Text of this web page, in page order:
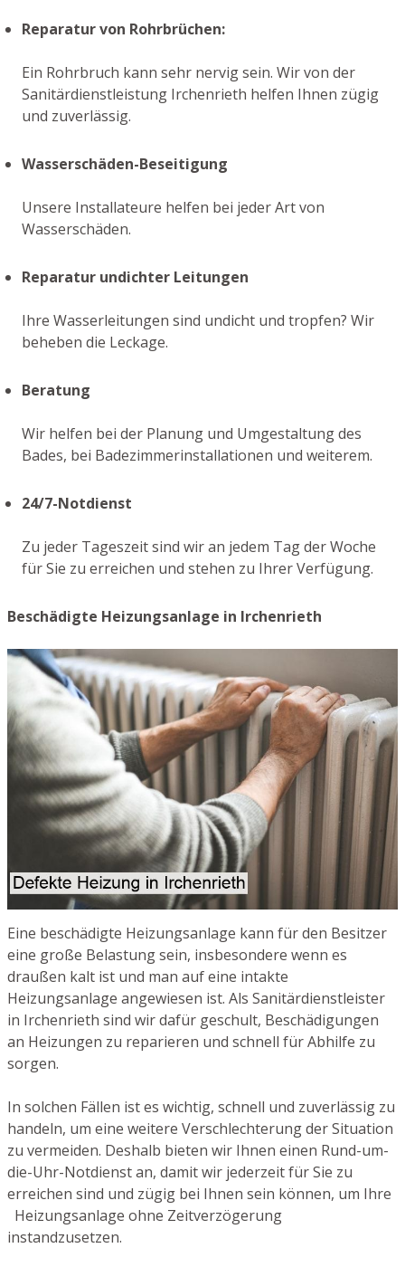
Reparatur von Rohrbrüchen:
Ein Rohrbruch kann sehr nervig sein. Wir von der
Sanitärdienstleistung Irchenrieth helfen Ihnen zügig
und zuverlässig.
Wasserschäden-Beseitigung
Unsere Installateure helfen bei jeder Art von
Wasserschäden.
Reparatur undichter Leitungen
Ihre Wasserleitungen sind undicht und tropfen? Wir
beheben die Leckage.
Beratung
Wir helfen bei der Planung und Umgestaltung des
Bades, bei Badezimmerinstallationen und weiterem.
24/7-Notdienst
Zu jeder Tageszeit sind wir an jedem Tag der Woche
für Sie zu erreichen und stehen zu Ihrer Verfügung.
Beschädigte Heizungsanlage in Irchenrieth
Eine beschädigte Heizungsanlage kann für den Besitzer
eine große Belastung sein, insbesondere wenn es
draußen kalt ist und man auf eine intakte
Heizungsanlage angewiesen ist. Als Sanitärdienstleister
in Irchenrieth sind wir dafür geschult, Beschädigungen
an Heizungen zu reparieren und schnell für Abhilfe zu
sorgen.
In solchen Fällen ist es wichtig, schnell und zuverlässig zu
handeln, um eine weitere Verschlechterung der Situation
zu vermeiden. Deshalb bieten wir Ihnen einen Rund-um-
die-Uhr-Notdienst an, damit wir jederzeit für Sie zu
erreichen sind und zügig bei Ihnen sein können, um Ihre
Heizungsanlage ohne Zeitverzögerung
instandzusetzen.